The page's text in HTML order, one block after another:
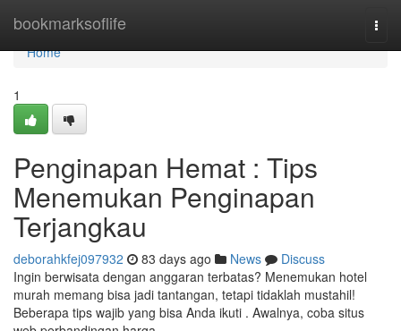
bookmarksoflife
Home
Home
1
Penginapan Hemat : Tips
Menemukan Penginapan
Terjangkau
deborahkfej097932 83 days ago News
Discuss
Ingin berwisata dengan anggaran terbatas? Menemukan hotel
murah memang bisa jadi tantangan, tetapi tidaklah mustahil!
Beberapa tips wajib yang bisa Anda ikuti . Awalnya, coba situs